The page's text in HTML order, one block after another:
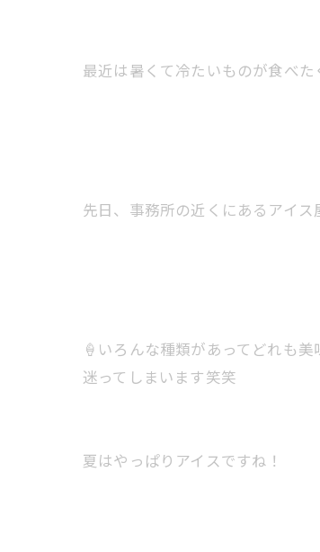
最近は暑くて冷たいものが食べ
先日、事務所の近くにあるアイ
🍦いろんな種類があってどれも
迷ってしまいます笑笑
夏はやっぱりアイスですね！